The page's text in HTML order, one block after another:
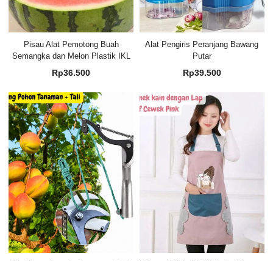
Pisau Alat Pemotong Buah
Semangka dan Melon Plastik IKL
Rp36.500
Alat Pengiris Peranjang Bawang
Putar
Rp39.500